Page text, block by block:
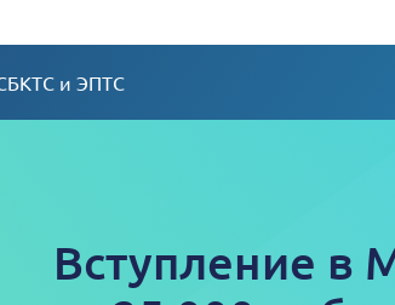
и ЭПТС
Вступление в